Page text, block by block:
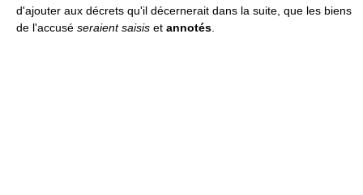
d'ajouter aux décrets qu'il décernerait dans la suite, que les biens
de l'accusé seraient saisis et annotés